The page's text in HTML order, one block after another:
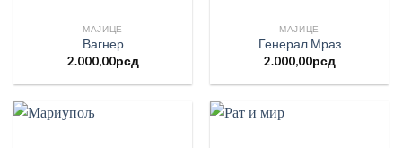
МАЈИЦЕ
Вагнер
2.000,00рсд
МАЈИЦЕ
Генерал Мраз
2.000,00рсд